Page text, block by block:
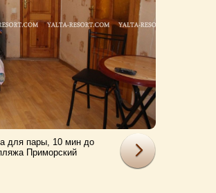
для пары, 10 мин до
Приморский